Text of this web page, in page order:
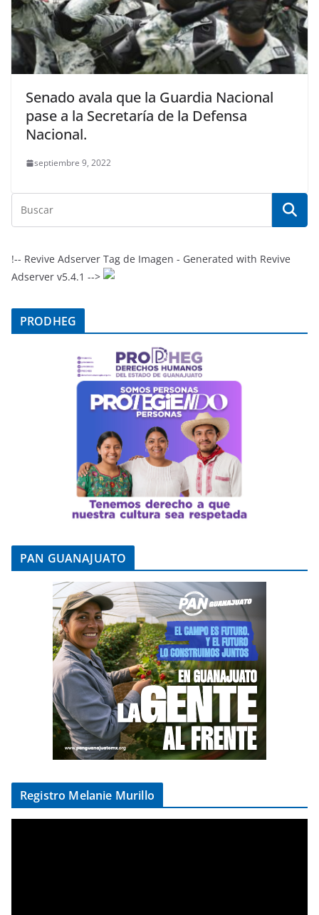
Senado avala que la Guardia Nacional
pase a la Secretaría de la Defensa
Nacional.
septiembre 9, 2022
!-- Revive Adserver Tag de Imagen - Generated with Revive
Adserver v5.4.1 -->
PRODHEG
PAN GUANAJUATO
Registro Melanie Murillo